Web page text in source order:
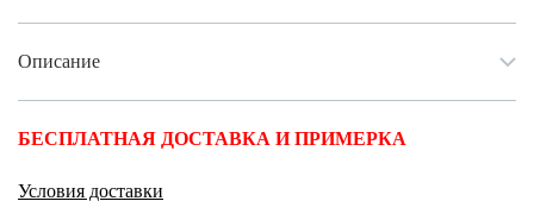
Описание
БЕСПЛАТНАЯ ДОСТАВКА И ПРИМЕРКА
Условия доставки